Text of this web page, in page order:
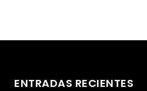
ENTRADAS RECIENTES